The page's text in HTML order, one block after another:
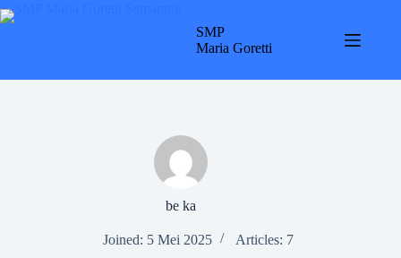
Skip
to
SMP
Maria Goretti
be ka
Joined: 5 Mei 2025 Articles: 7